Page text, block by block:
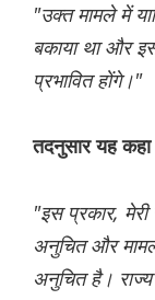
"उक्त मामले में
बकाया था और
प्रभावित होंगे।"
तदनुसार यह कहा
"इस प्रकार, मेरी
अनुचित और
अनुचित है। राज्य